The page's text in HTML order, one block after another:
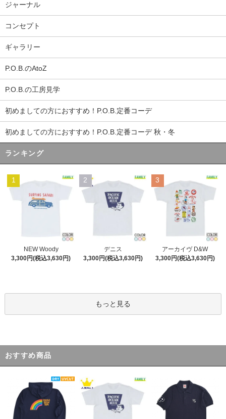
ジャーナル
コンセプト
ギャラリー
P.O.B.のAtoZ
P.O.B.の工房見学
初めましての方におすすめ！P.O.B.定番コーデ
初めましての方におすすめ！P.O.B.定番コーデ 秋・冬
ランキング
1
NEW Woody
3,300円(税込3,630円)
2
デニス
3,300円(税込3,630円)
3
アーカイヴ D&W
3,300円(税込3,630円)
もっと見る
おすすめ商品